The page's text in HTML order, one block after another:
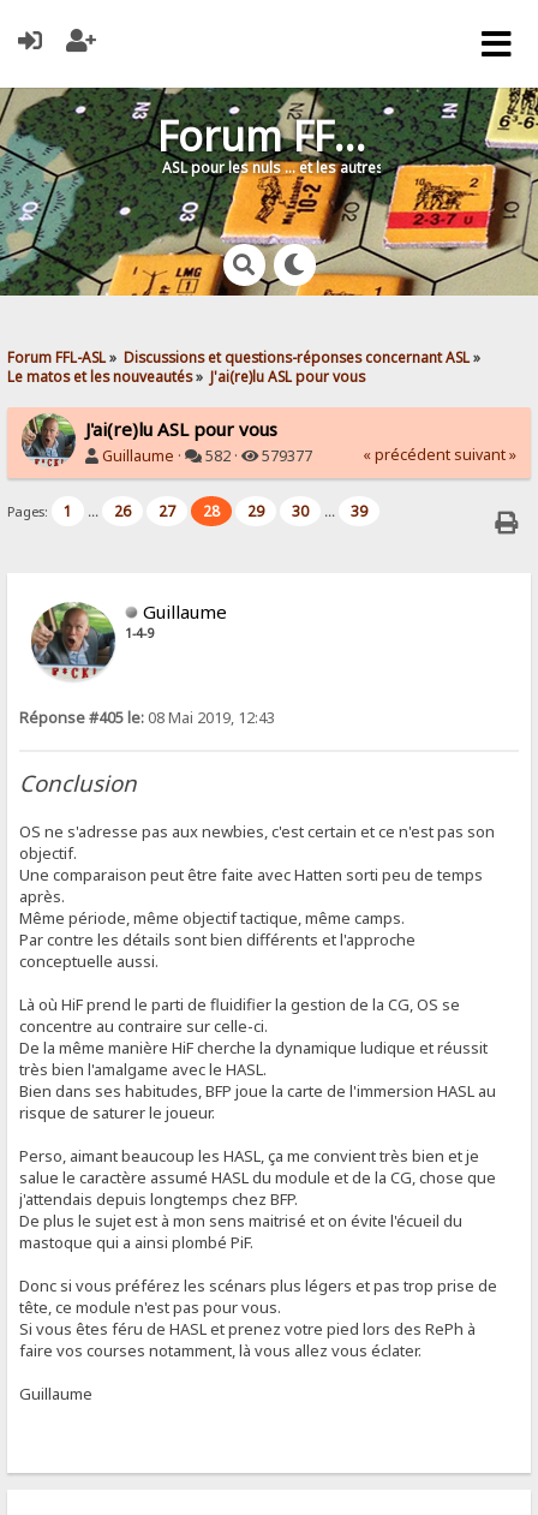
Forum FFL-ASL
ASL pour les nuls … et les autres !
Forum FFL-ASL» Discussions et questions-réponses concernant ASL»
Le matos et les nouveautés» J'ai(re)lu ASL pour vous
J'ai(re)lu ASL pour vous
Guillaume · 582 · 579377 « précédent suivant »
Pages: 1 ... 26 27 28 29 30 ... 39
Guillaume
1-4-9
Réponse #405 le: 08 Mai 2019, 12:43
Conclusion
OS ne s'adresse pas aux newbies, c'est certain et ce n'est pas son
objectif.
Une comparaison peut être faite avec Hatten sorti peu de temps
après.
Même période, même objectif tactique, même camps.
Par contre les détails sont bien différents et l'approche
conceptuelle aussi.
Là où HiF prend le parti de fluidifier la gestion de la CG, OS se
concentre au contraire sur celle-ci.
De la même manière HiF cherche la dynamique ludique et réussit
très bien l'amalgame avec le HASL.
Bien dans ses habitudes, BFP joue la carte de l'immersion HASL au
risque de saturer le joueur.
Perso, aimant beaucoup les HASL, ça me convient très bien et je
salue le caractère assumé HASL du module et de la CG, chose que
j'attendais depuis longtemps chez BFP.
De plus le sujet est à mon sens maitrisé et on évite l'écueil du
mastoque qui a ainsi plombé PiF.
Donc si vous préférez les scénars plus légers et pas trop prise de
tête, ce module n'est pas pour vous.
Si vous êtes féru de HASL et prenez votre pied lors des RePh à
faire vos courses notamment, là vous allez vous éclater.
Guillaume